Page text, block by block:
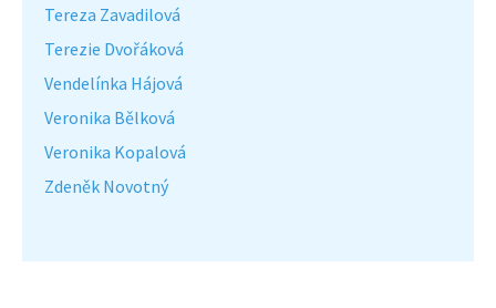
Tereza Zavadilová
Terezie Dvořáková
Vendelínka Hájová
Veronika Bělková
Veronika Kopalová
Zdeněk Novotný